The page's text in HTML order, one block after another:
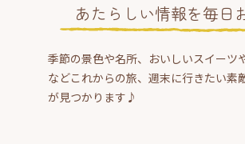
あたらしい情報を毎日
季節の景色や名所、おいしいスイーツ
などこれからの旅、週末に行きたい素
が見つかります♪